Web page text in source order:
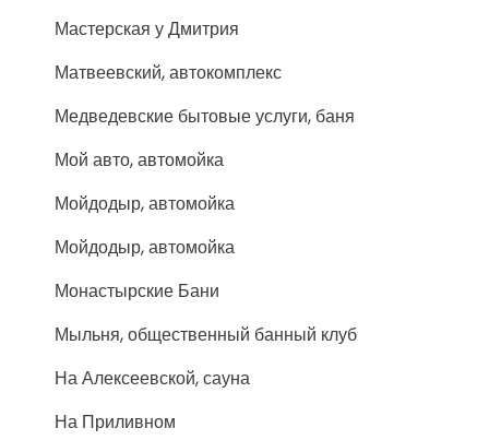
Мастерская у Дмитрия
Матвеевский, автокомплекс
Медведевские бытовые услуги, баня
Мой авто, автомойка
Мойдодыр, автомойка
Мойдодыр, автомойка
Монастырские Бани
Мыльня, общественный банный клуб
На Алексеевской, сауна
На Приливном